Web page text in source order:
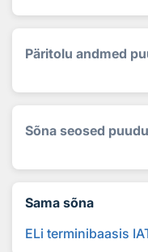
Päritolu andmed
Sõna seosed
Sama sõna
ELi terminibaasis